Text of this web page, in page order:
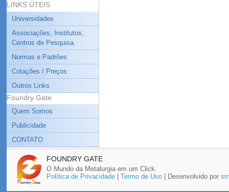
LINKS ÚTEIS
Universidades
Associações, Institutos,
Centros de Pesquisa.
Normas e Padrões
Cotações / Preços
Outros Links
Foundry Gate
Quem Somos
Publicidade
CONTATO
FOUNDRY GATE
O Mundo da Metalurgia em um Click.
Política de Privacidade| Termo de Uso| Desenvolvido por